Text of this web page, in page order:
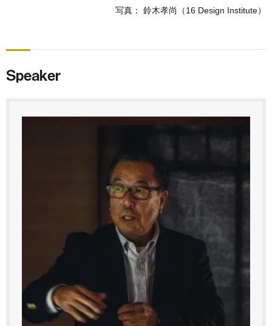
写真： 鈴木孝尚（16 Design Institute）
Speaker